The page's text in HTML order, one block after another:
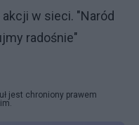
w sieci. "Naród
radośnie"
jest chroniony prawem